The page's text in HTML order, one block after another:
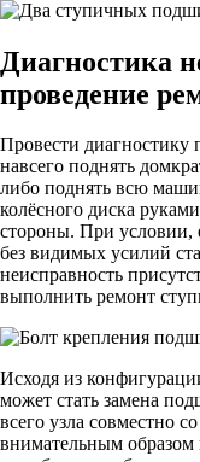
Диагностика
проведение
Провести диагностику
навсего поднять
либо поднять всю
колёсного диска
стороны. При условии,
без видимых усилий
неисправность
выполнить ремонт
Исходя из
может стать замена
всего узла совместно
внимательным образом